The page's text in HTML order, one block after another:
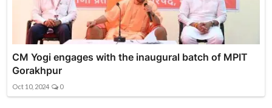
CM Yogi engages with the inaugural batch of MPIT
Gorakhpur
Oct 10, 2024 0